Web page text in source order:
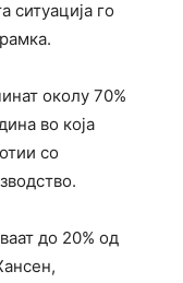
ситуација го
околу 70%
во која
со
до 20% од